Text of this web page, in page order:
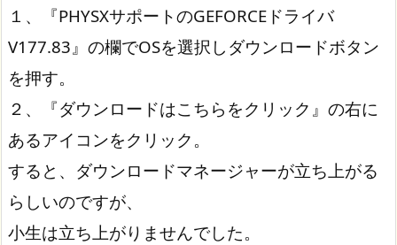
１、『PHYSXサポートのGEFORCEドライバ
V177.83』の欄でOSを選択しダウンロードボタン
を押す。
２、『ダウンロードはこちらをクリック』の右に
あるアイコンをクリック。
すると、ダウンロードマネージャーが立ち上がる
らしいのですが、
小生は立ち上がりませんでした。